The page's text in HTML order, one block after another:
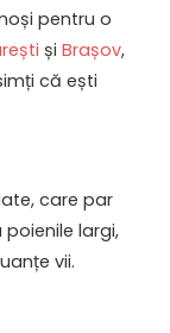
pentru o
și Brașov,
că ești
care par
largi,
vii.